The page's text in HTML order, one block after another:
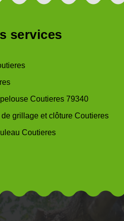
services
Coutieres 79340
grillage et clôture Coutieres
Coutieres